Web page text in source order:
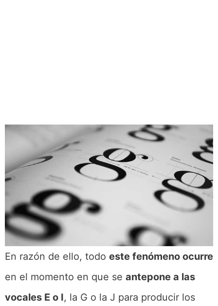
En razón de ello, todo este fenómeno ocurre
en el momento en que se antepone a las
vocales E o I, la G o la J para producir los